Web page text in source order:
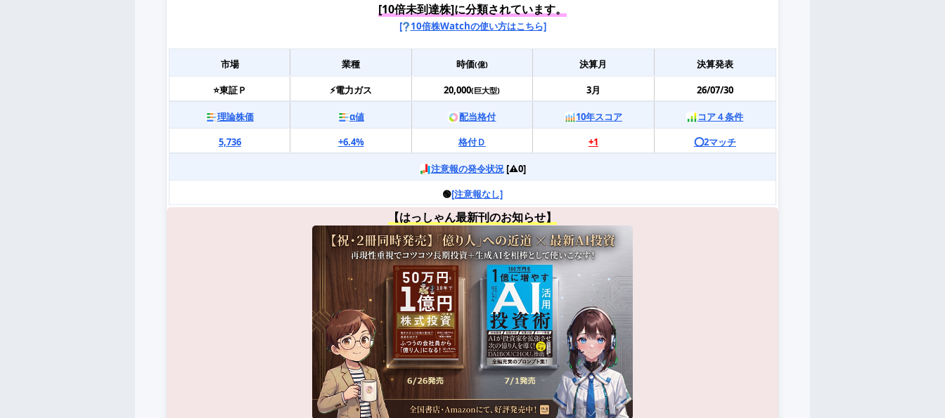
[10倍未到達株]に分類されています。
[ 10倍株Watchの使い方はこちら]
市場 業種 時価(億) 決算月 決算発表
⭐東証Ｐ ⚡電力ガス 20,000(巨大型) 3月 26/07/30
理論株価 α値 配当格付 10年スコア
コア４条件
5,736
+6.4% 格付Ｄ +1 ⭕️2マッチ
注意報の発令状況[⚠️0]
🟢[注意報なし]
【はっしゃん最新刊のお知らせ】